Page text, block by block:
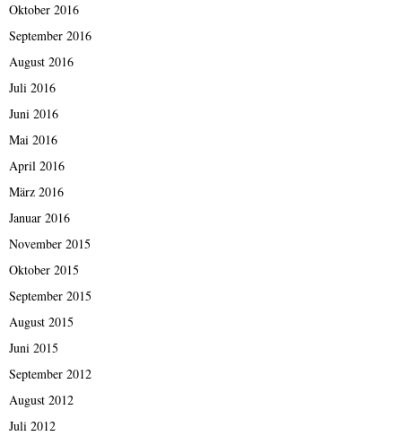
Oktober 2016
September 2016
August 2016
Juli 2016
Juni 2016
Mai 2016
April 2016
März 2016
Januar 2016
November 2015
Oktober 2015
September 2015
August 2015
Juni 2015
September 2012
August 2012
Juli 2012